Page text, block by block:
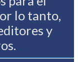
lo tanto,
y